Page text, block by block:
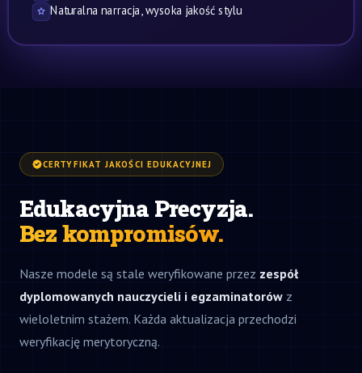
Naturalna narracja, wysoka jakość stylu
CERTYFIKAT JAKOŚCI EDUKACYJNEJ
Edukacyjna Precyzja.
Bez kompromisów.
Nasze modele są stale weryfikowane przez zespół
dyplomowanych nauczycieli i egzaminatorów z
wieloletnim stażem. Każda aktualizacja przechodzi
weryfikację merytoryczną.